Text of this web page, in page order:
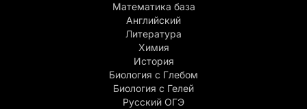
Математика база
Английский
Литература
Химия
История
Биология с Глебом
Биология с Гелей
Русский ОГЭ